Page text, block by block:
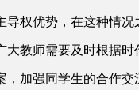
权优势，在这种情
教师需要及时根据
加强同学生的合作